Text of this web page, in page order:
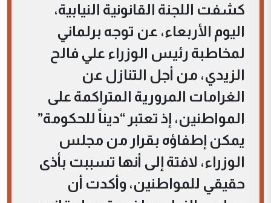
كشفت اللجنة القانونية النيابية،
اليوم الأربعاء، عن توجه برلماني
لمخاطبة رئيس الوزراء علي فالح
الزيدي، من أجل التنازل عن
الغرامات المرورية المتراكمة على
المواطنين، إذ تعتبر “ديناً للحكومة”
يمكن إطفاؤه بقرار من مجلس
الوزراء، لافتة إلى أنها تسببت بأذى
حقيقي للمواطنين، وأكدت أن